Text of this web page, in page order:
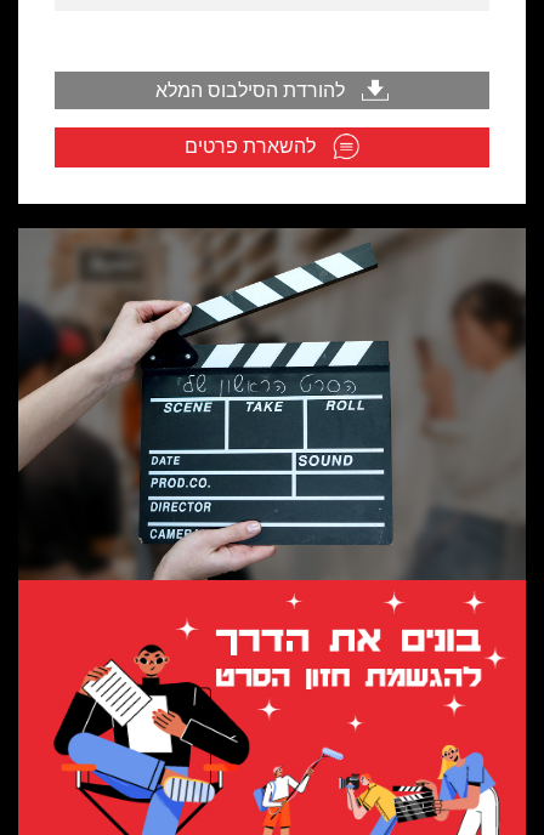
להורדת הסילבוס המלא
להשארת פרטים